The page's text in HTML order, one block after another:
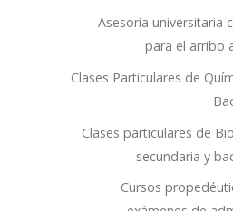
Asesoría universitaria
para el arribo
Clases Particulares de
Clases particulares de
secundaria y
Cursos